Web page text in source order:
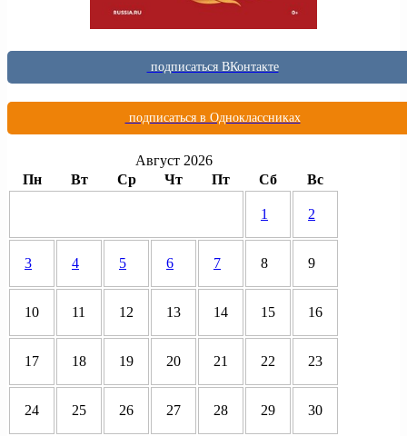
подписаться ВКонтакте
подписаться в Одноклассниках
Август 2026
Пн
Вт Ср Чт Пт Сб Вс
1 2
3 4 5 6 7 8 9
10 11 12 13 14 15 16
17 18 19 20 21 22 23
24 25 26 27 28 29 30